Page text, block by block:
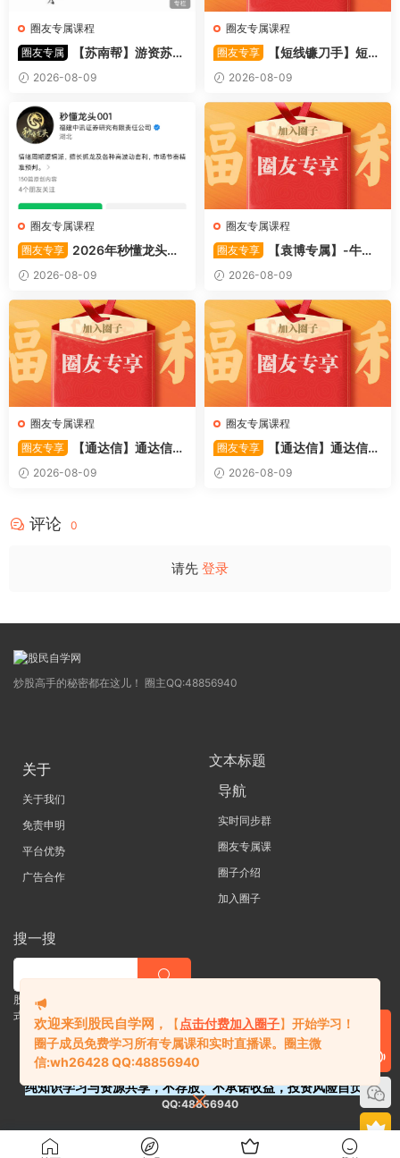
圈友专属课程
圈友专属
【苏南帮】游资苏南
帮资金情绪模式-强势股 视频
44文件
2026-08-09
圈友专属课程
圈友专享
【短线镰刀手】短线
镰刀手《强者恒强战法模型》
合集文章+指标
2026-08-09
圈友专属课程
圈友专享
2026年秒懂龙头股
001训练营内部课件资料
2026-08-09
圈友专属课程
圈友专享
【袁博专属】-牛散
特训营专栏 （牛散专属 加息-
机遇-财富）共4视频
2026-08-09
圈友专属课程
圈友专享
【通达信】通达信
〖利多阳〗副图/选股 全均线
多头排列与超强阳线选股策略
2026-08-09
圈友专属课程
圈友专享
【通达信】通达信
〖踏浪而行〗副图指标 用筹码
和MACD捕捉市场的节奏 源码
2026-08-09
评论 0
请先 登录
炒股高手的秘密都在这儿！ 圈主QQ:48856940
关于
关于我们
免责申明
平台优势
广告合作
文本标题
导航
实时同步群
圈友专属课
圈子介绍
加入圈子
搜一搜
股票 |直播| 外汇| 期货 |金融理财一站
式学习平台
纯知识学习与资源共享，不荐股、不承诺收益，投资风险自负。
QQ:48856940
欢迎来到股民自学网 ， 【 点击付费加入圈子】开始学习！
圈子成员免费学习所有专属课和实时直播课。 圈主微
信:wh26428 QQ:48856940